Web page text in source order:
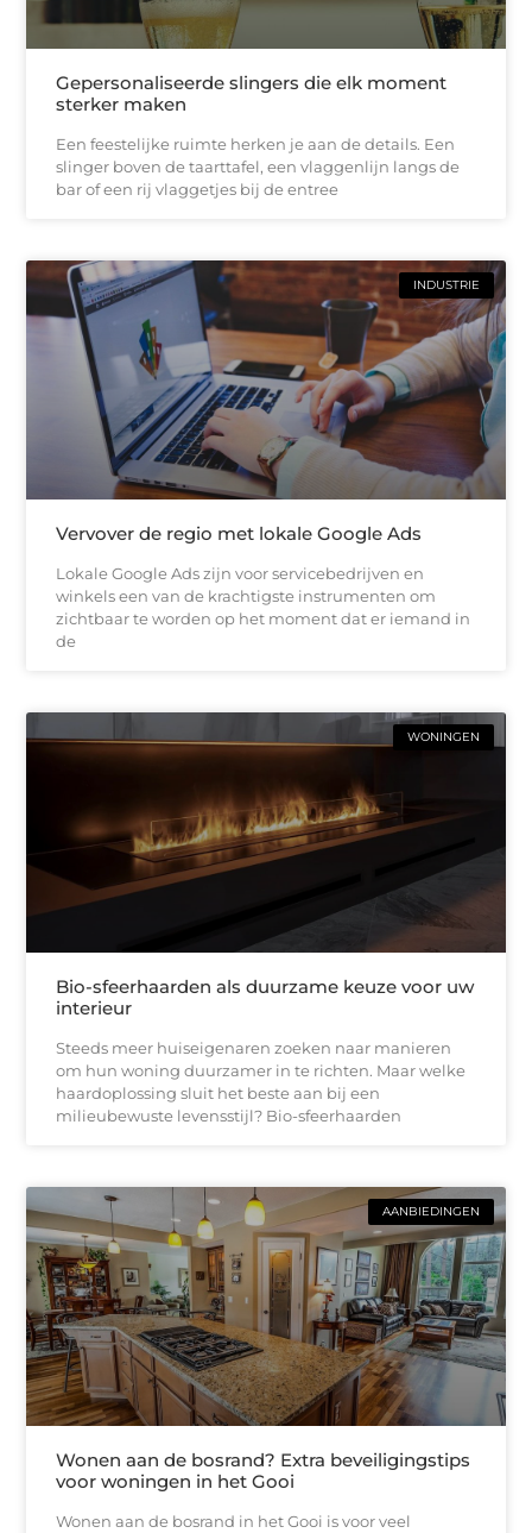
Gepersonaliseerde slingers die elk moment
sterker maken
Een feestelijke ruimte herken je aan de details. Een
slinger boven de taarttafel, een vlaggenlijn langs de
bar of een rij vlaggetjes bij de entree
INDUSTRIE
Vervover de regio met lokale Google Ads
Lokale Google Ads zijn voor servicebedrijven en
winkels een van de krachtigste instrumenten om
zichtbaar te worden op het moment dat er iemand in
de
WONINGEN
Bio-sfeerhaarden als duurzame keuze voor uw
interieur
Steeds meer huiseigenaren zoeken naar manieren
om hun woning duurzamer in te richten. Maar welke
haardoplossing sluit het beste aan bij een
milieubewuste levensstijl? Bio-sfeerhaarden
AANBIEDINGEN
Wonen aan de bosrand? Extra beveiligingstips
voor woningen in het Gooi
Wonen aan de bosrand in het Gooi is voor veel